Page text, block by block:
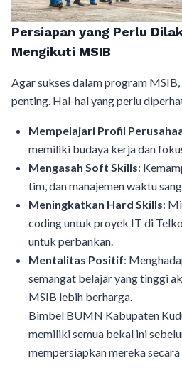
Persiapan yang Perlu
Mengikuti MSIB
Agar sukses dalam program
penting. Hal-hal yang perlu
Mempelajari Profil
memiliki budaya kerja dan
Mengasah Soft Skills:
tim, dan manajemen waktu
Meningkatkan Hard Skills:
coding untuk proyek IT di
untuk perbankan.
Mentalitas Positif:
semangat belajar yang tinggi
MSIB lebih berharga.
Bimbel BUMN Kabupaten
memiliki semua bekal ini
mempersiapkan mereka secara